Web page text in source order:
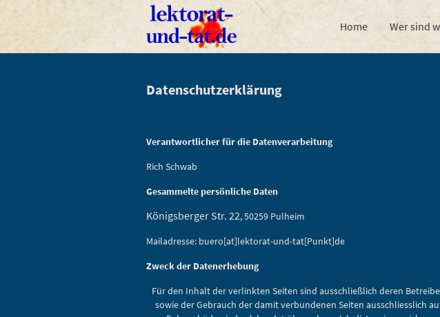
Home Wer sind
Datenschutzerklärung
Verantwortlicher für die Datenverarbeitung
Rich Schwab
Gesammelte persönliche Daten
Königsberger Str. 22, 50259 Pulheim
Mailadresse: buero[at]lektorat-und-tat[Punkt]de
Zweck der Datenerhebung
Für den Inhalt der verlinkten Seiten sind ausschließlich deren
sowie der Gebrauch der damit verbundenen Seiten ausschliesslich